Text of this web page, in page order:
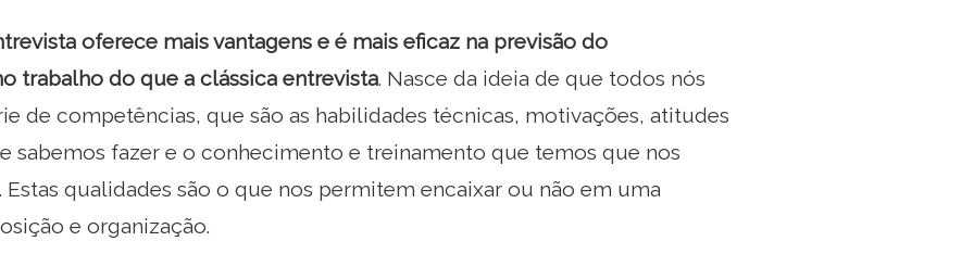
oferece mais vantagens e é mais eficaz na previsão do
trabalho do que a clássica entrevista. Nasce da ideia de que todos nós
de competências, que são as habilidades técnicas, motivações, atitudes
sabemos fazer e o conhecimento e treinamento que temos que nos
Estas qualidades são o que nos permitem encaixar ou não em uma
e organização.